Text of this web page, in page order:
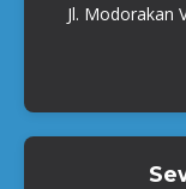
Jl. Modorakan